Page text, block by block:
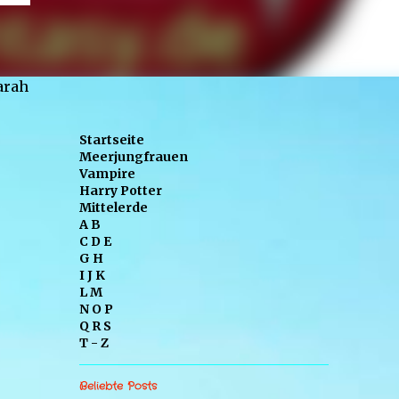
Startseite
Meerjungfrauen
Vampire
Harry Potter
Mittelerde
A B
C D E
G H
I J K
L M
N O P
Q R S
T - Z
Beliebte Posts